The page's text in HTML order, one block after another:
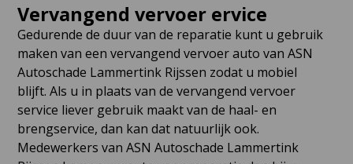
Vervangend vervoer ervice
Gedurende de duur van de reparatie kunt u gebruik
maken van een vervangend vervoer auto van ASN
Autoschade Lammertink Rijssen zodat u mobiel
blijft. Als u in plaats van de vervangend vervoer
service liever gebruik maakt van de haal- en
brengservice, dan kan dat natuurlijk ook.
Medewerkers van ASN Autoschade Lammertink